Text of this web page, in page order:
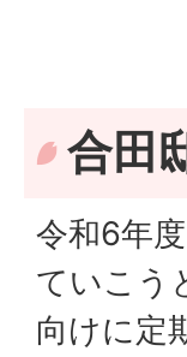
合田
令和6年
ていこう
向けに定